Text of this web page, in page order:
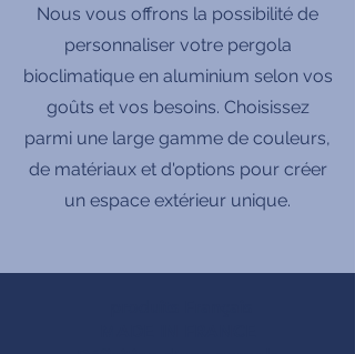
Nous vous offrons la possibilité de
personnaliser votre pergola
bioclimatique en aluminium selon vos
goûts et vos besoins. Choisissez
parmi une large gamme de couleurs,
de matériaux et d'options pour créer
un espace extérieur unique.